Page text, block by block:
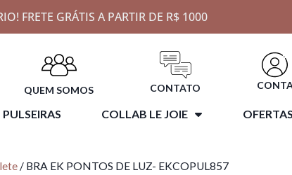
FRETE GRÁTIS A PARTIR DE R$ 1000
QUEM SOMOS CONTATO
PULSEIRAS COLLAB LE JOIE OFERTAS
/ BRA EK PONTOS DE LUZ- EKCOPUL857